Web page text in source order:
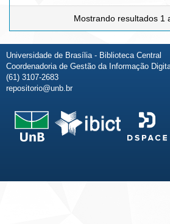
Mostrando resultados 1
Universidade de Brasília - Biblioteca Central
Coordenadoria de Gestão da Informação
(61) 3107-2683
repositorio@unb.br